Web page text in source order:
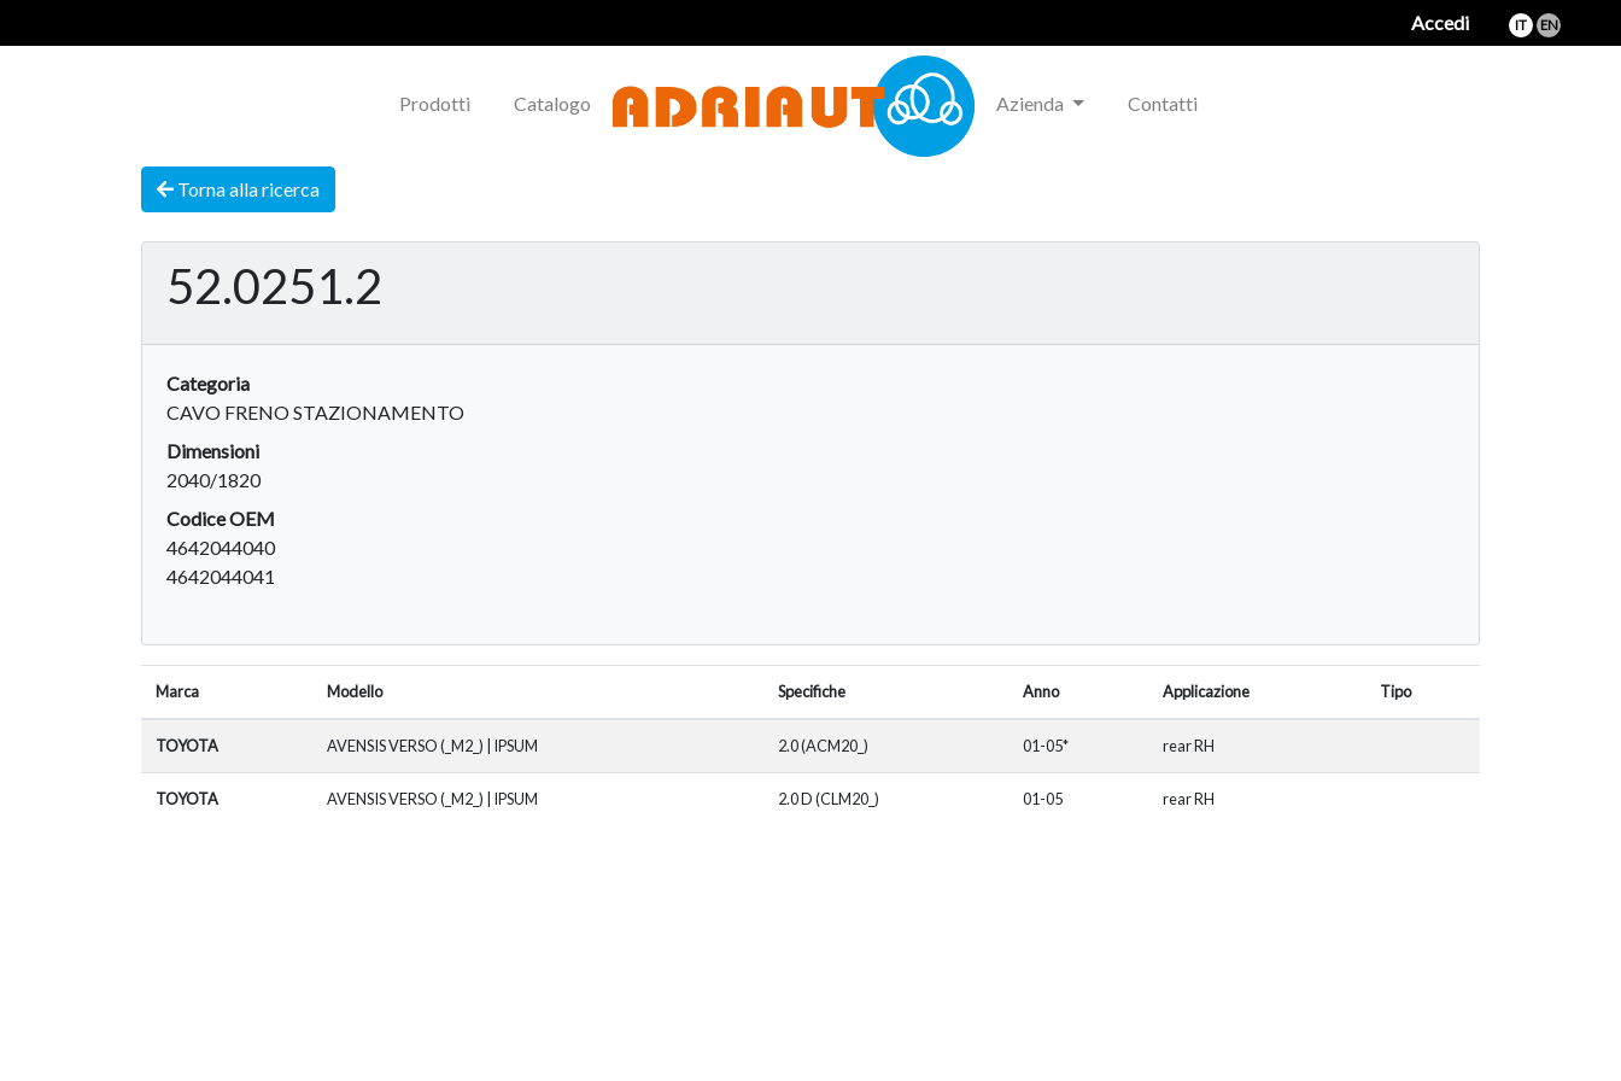
Accedi IT EN
Prodotti Catalogo Azienda Contatti
Torna alla ricerca
52.0251.2
Categoria
CAVO FRENO STAZIONAMENTO
Dimensioni
2040/1820
Codice OEM
4642044040
4642044041
Marca Modello Specifiche Anno Applicazione Tipo
TOYOTA AVENSIS VERSO (_M2_) | IPSUM 2.0 (ACM20_) 01-05* rear RH
TOYOTA AVENSIS VERSO (_M2_) | IPSUM 2.0 D (CLM20_) 01-05 rear RH